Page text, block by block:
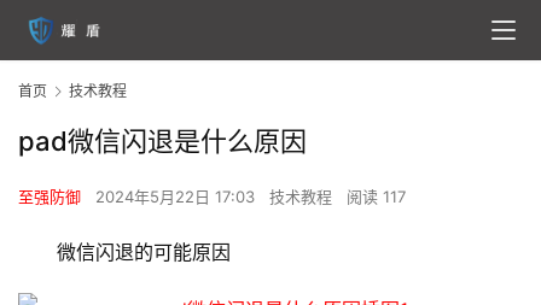
首页 技术教程
pad微信闪退是什么原因
至强防御 2024年5月22日 17:03 技术教程 阅读 117
微信闪退的可能原因